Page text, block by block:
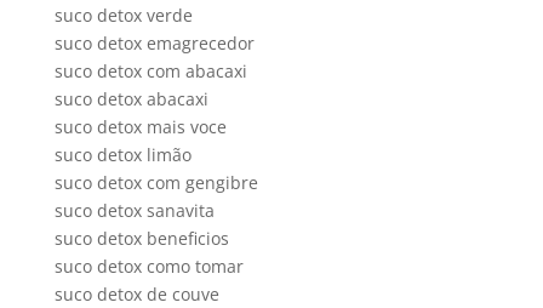
suco detox verde
suco detox emagrecedor
suco detox com abacaxi
suco detox abacaxi
suco detox mais voce
suco detox limão
suco detox com gengibre
suco detox sanavita
suco detox beneficios
suco detox como tomar
suco detox de couve